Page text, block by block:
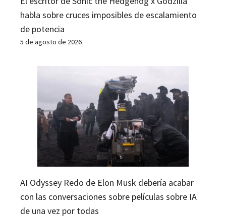
habla sobre cruces imposibles de escalamiento
de potencia
5 de agosto de 2026
AI Odyssey Redo de Elon Musk debería acabar
con las conversaciones sobre películas sobre IA
de una vez por todas